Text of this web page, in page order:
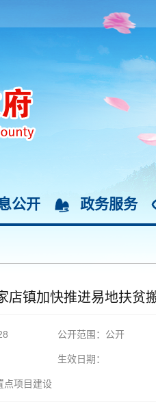
公开 政务服务
店镇加快推进易地扶贫
公开范围：公开
生效日期：
项目建设